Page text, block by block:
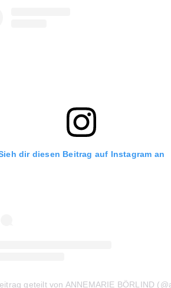
dir diesen Beitrag auf Instagram an